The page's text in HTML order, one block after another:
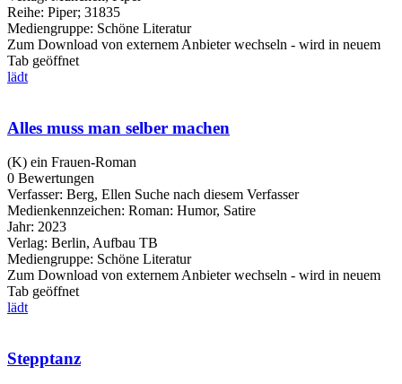
Reihe: Piper; 31835
Mediengruppe: Schöne Literatur
Zum Download von externem Anbieter wechseln - wird in neuem
Tab geöffnet
lädt
Alles muss man selber machen
(K) ein Frauen-Roman
0 Bewertungen
Verfasser: Berg, Ellen Suche nach diesem Verfasser
Medienkennzeichen: Roman: Humor, Satire
Jahr: 2023
Verlag: Berlin, Aufbau TB
Mediengruppe: Schöne Literatur
Zum Download von externem Anbieter wechseln - wird in neuem
Tab geöffnet
lädt
Stepptanz